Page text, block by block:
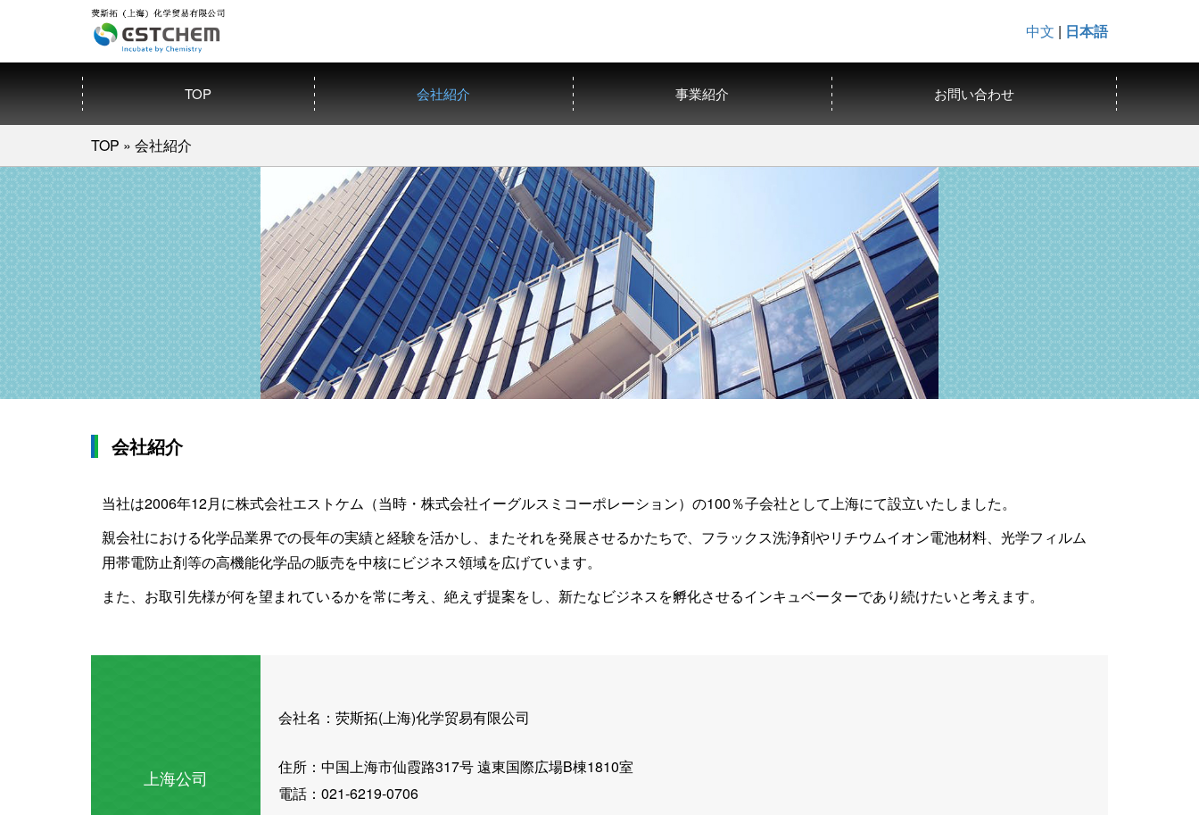
中文 | 日本語
TOP 会社紹介 事業紹介 お問い合わせ
TOP » 会社紹介
会社紹介
当社は2006年12月に株式会社エストケム（当時・株式会社イーグルスミコーポレーション）の100％子会社として上海にて設立いたしました。
親会社における化学品業界での長年の実績と経験を活かし、またそれを発展させるかたちで、フラックス洗浄剤やリチウムイオン電池材料、光学フィルム
用帯電防止剤等の高機能化学品の販売を中核にビジネス領域を広げています。
また、お取引先様が何を望まれているかを常に考え、絶えず提案をし、新たなビジネスを孵化させるインキュベーターであり続けたいと考えます。
上海公司
会社名： 荧斯拓(上海)化学贸易有限公司
住所：中国上海市仙霞路317号遠東国際広場B棟1810室
電話：021‐6219‐0706